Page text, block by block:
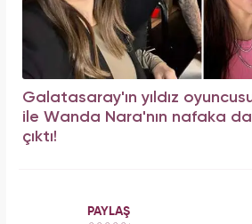
Galatasaray'ın yıldız
ile Wanda Nara'nın nafaka
çıktı!
PAYLAŞ